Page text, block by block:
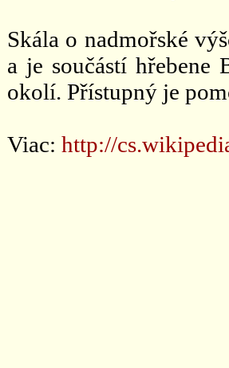
Skála o nadmořské
a je součástí
okolí. Přístupný je
Viac: http://